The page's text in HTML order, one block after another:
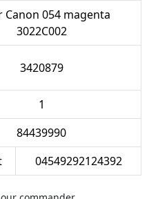
Canon 054 magenta
3022C002
3420879
1
84439990
04549292124392